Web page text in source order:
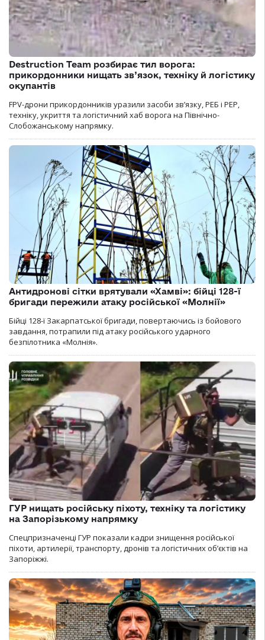
Destruction Team розбирає тил ворога:
прикордонники нищать зв’язок, техніку й логістику
окупантів
FPV-дрони прикордонників уразили засоби зв’язку, РЕБ і РЕР,
техніку, укриття та логістичний хаб ворога на Північно-
Слобожанському напрямку.
Антидронові сітки врятували «Хамві»: бійці 128-ї
бригади пережили атаку російської «Молнії»
Бійці 128-ї Закарпатської бригади, повертаючись із бойового
завдання, потрапили під атаку російського ударного
безпілотника «Молнія».
ГУР нищать російську піхоту, техніку та логістику
на Запорізькому напрямку
Спецпризначенці ГУР показали кадри знищення російської
піхоти, артилерії, транспорту, дронів та логістичних об’єктів на
Запоріжжі.